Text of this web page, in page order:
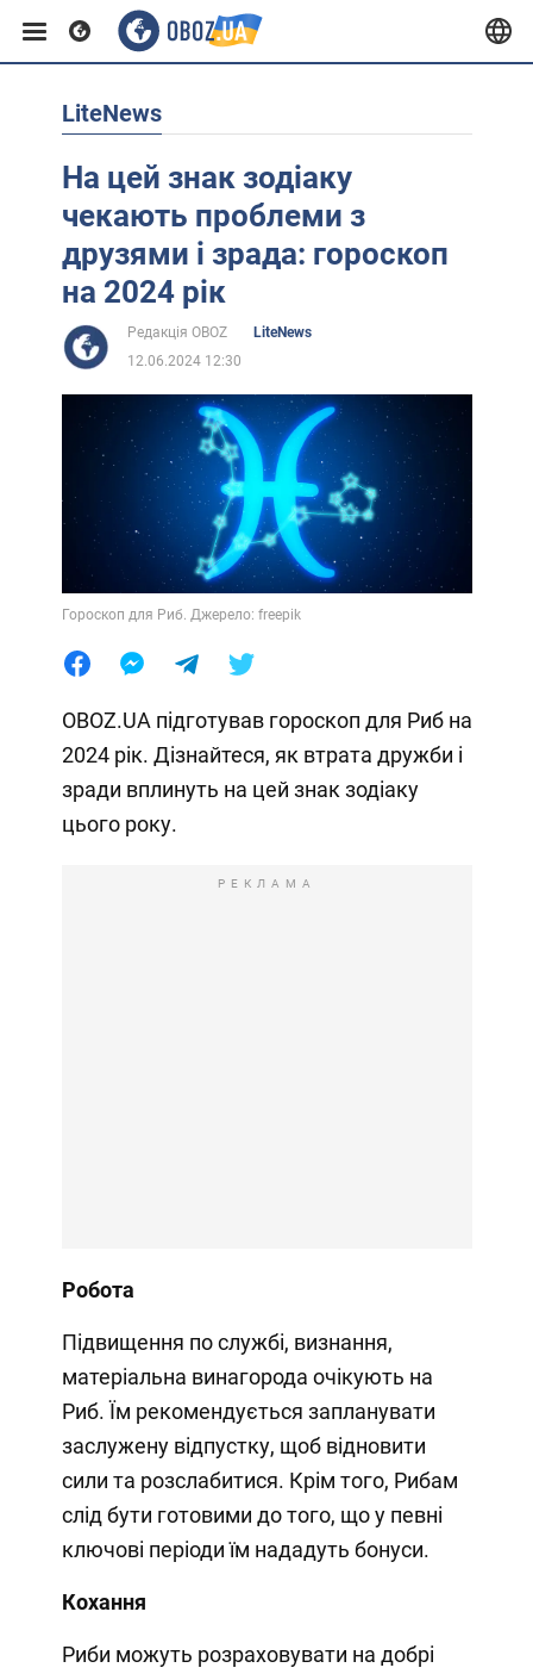
Європа
США
Африка
Лайфхаки
LiteNews
На цей знак зодіаку
чекають проблеми з
друзями і зрада: гороскоп
на 2024 рік
Редакція OBOZ
LiteNews
12.06.2024 12:30
Гороскоп для Риб. Джерело: freepik
OBOZ.UA підготував гороскоп для Риб на
2024 рік. Дізнайтеся, як втрата дружби і
зради вплинуть на цей знак зодіаку
цього року.
РЕКЛАМА
Робота
Підвищення по службі, визнання,
матеріальна винагорода очікують на
Риб. Їм рекомендується запланувати
заслужену відпустку, щоб відновити
сили та розслабитися. Крім того, Рибам
слід бути готовими до того, що у певні
ключові періоди їм нададуть бонуси.
Кохання
Риби можуть розраховувати на добрі